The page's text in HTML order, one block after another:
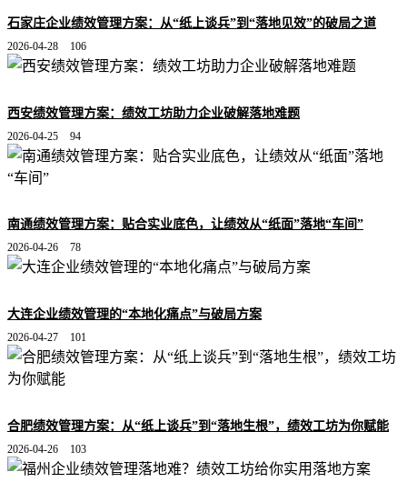
石家庄企业绩效管理方案：从“纸上谈兵”到“落地见效”的破局之道
2026-04-28 106
西安绩效管理方案：绩效工坊助力企业破解落地难题
2026-04-25 94
南通绩效管理方案：贴合实业底色，让绩效从“纸面”落地“车间”
2026-04-26 78
大连企业绩效管理的“本地化痛点”与破局方案
2026-04-27 101
合肥绩效管理方案：从“纸上谈兵”到“落地生根”，绩效工坊为你赋能
2026-04-26 103